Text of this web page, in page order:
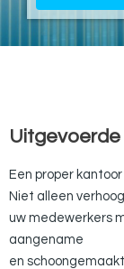
Een proper
Niet alleen
uw medewerkers
aangename
en